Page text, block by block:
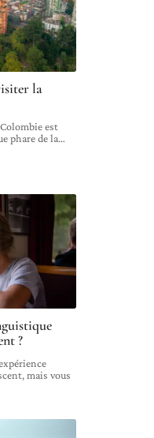
la
est
phare de la…
?
mais vous